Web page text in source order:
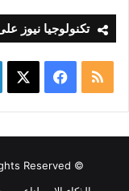
تكنولوجيا نيوز
ملخص
الموقع
RSS
فيسبوك
© Copyright 2026, All Rights Reserved |